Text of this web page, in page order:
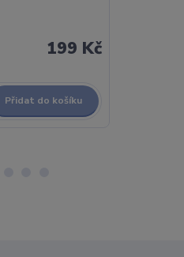
199 Kč
Přidat do košíku